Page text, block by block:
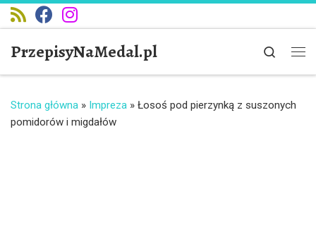
Przejdź do treści
PrzepisyNaMedal.pl
Search
Strona główna » Impreza » Łosoś pod pierzynką z suszonych
pomidorów i migdałów